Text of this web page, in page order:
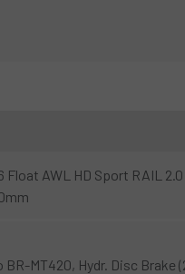
Float AWL HD Sport RAIL
BR-MT420, Hydr. Disc Brake